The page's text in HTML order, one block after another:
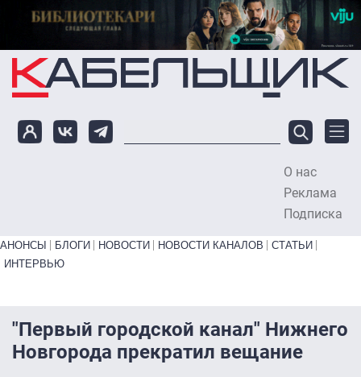
Перейти к основному содержанию
О нас
Реклама
Подписка
Primary links bottom
АНОНСЫ БЛОГИ НОВОСТИ НОВОСТИ КАНАЛОВ
СТАТЬИ
ИНТЕРВЬЮ
"Первый городской канал" Нижнего
Новгорода прекратил вещание